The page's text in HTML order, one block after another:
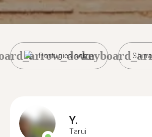
Portugiesisch
Y.
Tarui